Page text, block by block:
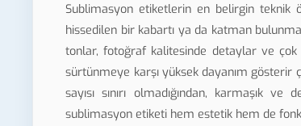
Sublimasyon etiketlerin en belirgin teknik
hissedilen bir kabartı ya da katman
tonlar, fotoğraf kalitesinde detaylar ve çok
sürtünmeye karşı yüksek dayanım
sayısı sınırı olmadığından, karmaşık
sublimasyon etiketi hem estetik hem de